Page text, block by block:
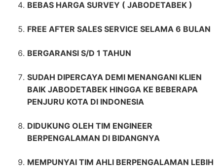
BEBAS HARGA SURVEY ( JABODETABEK )
FREE AFTER SALES SERVICE SELAMA 6 BULAN
BERGARANSI S/D 1 TAHUN
SUDAH DIPERCAYA DEMI MENANGANI KLIEN
BAIK JABODETABEK HINGGA KE BEBERAPA
PENJURU KOTA DI INDONESIA
DIDUKUNG OLEH TIM ENGINEER
BERPENGALAMAN DI BIDANGNYA
MEMPUNYAI TIM AHLI BERPENGALAMAN LEBIH